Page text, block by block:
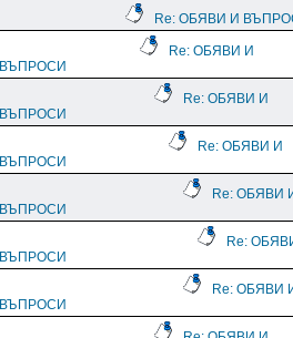
Re: ОБЯВИ И
Re: ОБЯВИ И
ВЪПРОСИ
Re: ОБЯВИ И
ВЪПРОСИ
Re: ОБЯВИ И
ВЪПРОСИ
Re: ОБЯВИ
ВЪПРОСИ
Re:
ВЪПРОСИ
Re: ОБЯВИ
ВЪПРОСИ